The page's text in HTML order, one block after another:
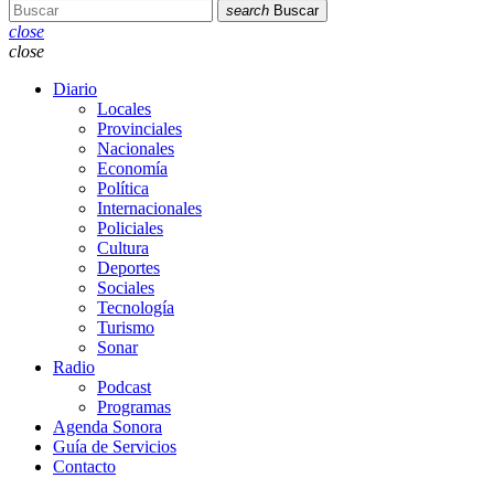
search Buscar
close
close
Diario
Locales
Provinciales
Nacionales
Economía
Política
Internacionales
Policiales
Cultura
Deportes
Sociales
Tecnología
Turismo
Sonar
Radio
Podcast
Programas
Agenda Sonora
Guía de Servicios
Contacto